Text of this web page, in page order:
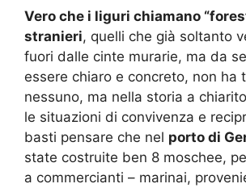
Vero che i liguri chiamano
stranieri, quelli che già soltanto
fuori dalle cinte murarie, ma da
essere chiaro e concreto, non ha
nessuno, ma nella storia a
le situazioni di convivenza e
basti pensare che nel porto di
state costruite ben 8 moschee,
a commercianti – marinai,